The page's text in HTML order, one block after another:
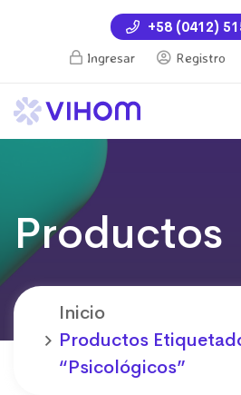
+58 (0412)
Ingresar
Registro
Productos
Inicio
Productos
“psicológicos”